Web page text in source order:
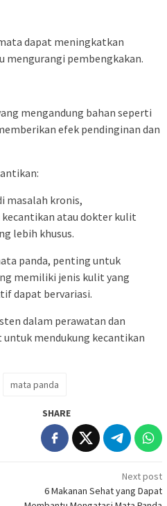
dapat meningkatkan
mengurangi pembengkakan.
mengandung bahan seperti
efek pendinginan dan
masalah kronis,
atau dokter kulit
lebih khusus.
panda, penting untuk
memiliki jenis kulit yang
dapat bervariasi.
dalam perawatan dan
untuk mendukung kecantikan
mata panda
SHARE
Next post
6 Makanan Sehat yang Dapat